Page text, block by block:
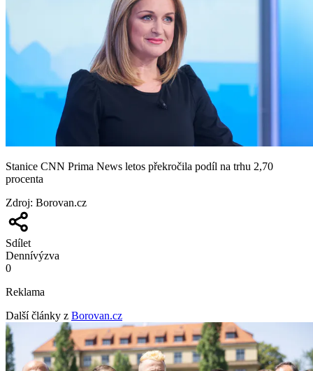
Stanice CNN Prima News letos překročila podíl na trhu 2,70
procenta
Zdroj: Borovan.cz
Sdílet
Dennívýzva
0
Reklama
Další články z Borovan.cz